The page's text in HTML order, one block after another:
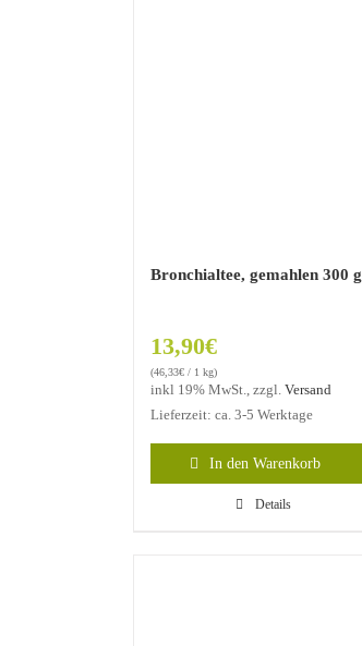
Bronchialtee, gemahlen 300 g
13,90€
(46,33€ / 1 kg)
inkl 19% MwSt., zzgl. Versand
Lieferzeit: ca. 3-5 Werktage
In den Warenkorb
Details